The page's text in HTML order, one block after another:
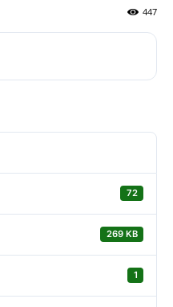
447
72
269 KB
1